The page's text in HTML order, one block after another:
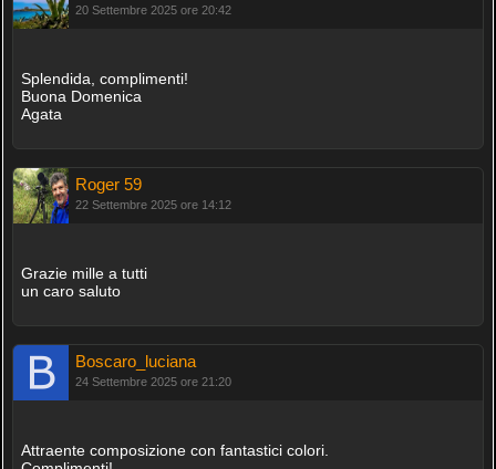
20 Settembre 2025 ore 20:42
Splendida, complimenti!
Buona Domenica
Agata
Roger 59
22 Settembre 2025 ore 14:12
Grazie mille a tutti
un caro saluto
Boscaro_luciana
24 Settembre 2025 ore 21:20
Attraente composizione con fantastici colori.